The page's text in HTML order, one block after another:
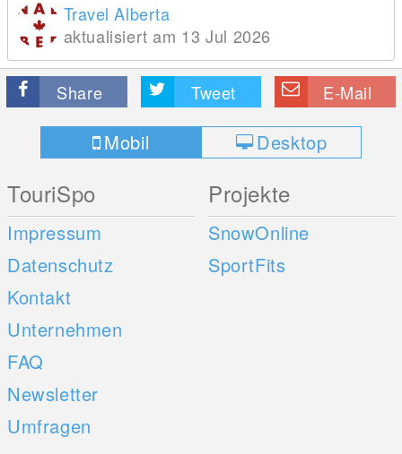
Travel Alberta
aktualisiert am 13 Jul 2026
Share Tweet E-Mail
Mobil Desktop
TouriSpo
Impressum
Datenschutz
Kontakt
Unternehmen
FAQ
Newsletter
Umfragen
Projekte
SnowOnline
SportFits